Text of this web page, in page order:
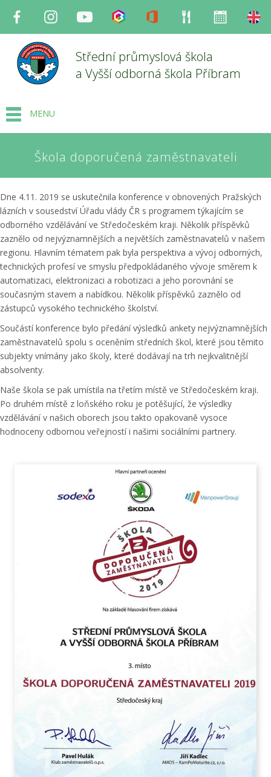
Facebook InstagramYoutube Bakaláři Office Strava
Střední průmyslová škola
a Vyšší odborná škola Příbram
MENU
Škola doporučená zaměstnavateli
Dne 4.11. 2019 se uskutečnila konference v obnovených Pražských
lázních v sousedství Úřadu vlády ČR s programem týkajícím se
odborného vzdělávání ve Středočeském kraji. Několik příspěvků
zaznělo od nejvýznamnějších a největších zaměstnavatelů v našem
regionu. Hlavním tématem pak byla perspektiva a vývoj odborných,
technických profesí ve smyslu předpokládaného vývoje směrem k
automatizaci, elektronizaci a robotizaci a jeho porovnání se
současným stavem a nabídkou. Několik příspěvků zaznělo od
zástupců vysokého technického školství.
Součástí konference bylo předání výsledků ankety nejvýznamnějších
zaměstnavatelů spolu s oceněním středních škol, které jsou těmito
subjekty vnímány jako školy, které dodávají na trh nejkvalitnější
absolventy.
Naše škola se pak umístila na třetím místě ve Středočeském kraji.
Po druhém místě z loňského roku je potěšující, že výsledky
vzdělávání v našich oborech jsou takto opakovaně vysoce
hodnoceny odbornou veřejností i našimi sociálními partnery.